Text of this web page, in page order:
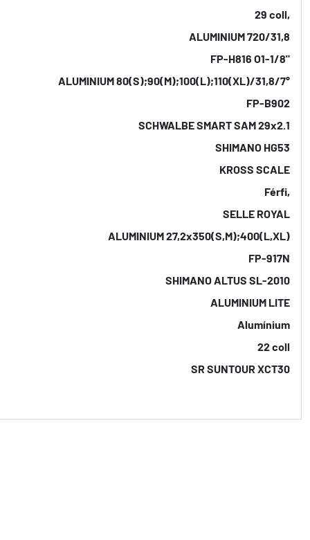
29 coll,
ALUMINIUM 720/31,8
FP-H816 O1-1/8"
ALUMINIUM 80(S);90(M);100(L);110(XL)/31,8/7°
FP-B902
SCHWALBE SMART SAM 29x2.1
SHIMANO HG53
KROSS SCALE
Férfi,
SELLE ROYAL
ALUMINIUM 27,2x350(S,M);400(L,XL)
FP-917N
SHIMANO ALTUS SL-2010
ALUMINIUM LITE
Alumínium
22 coll
SR SUNTOUR XCT30